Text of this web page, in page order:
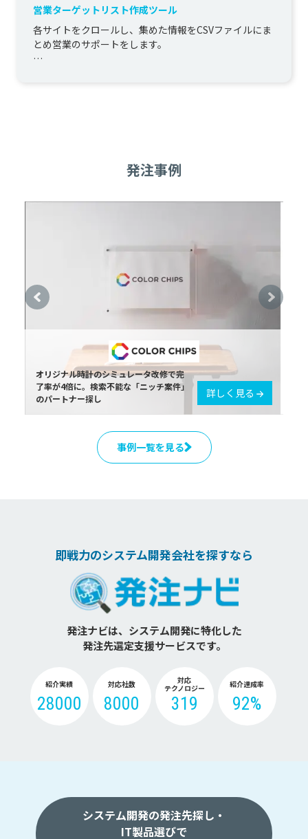
営業ターゲットリスト作成ツール
各サイトをクロールし、集めた情報をCSVファイルにま
とめ営業のサポートをします。
・CSVファイルはDropboxに配置することで取得のため
発注事例
オリジナル時計のシミュレータ改修で完
了率が4倍に。検索不能な「ニッチ案件」
のパートナー探し
詳しく見る
事例一覧を見る
即戦力のシステム開発会社を探すなら
発注ナビは、システム開発に特化した
発注先選定支援サービスです。
紹介実績
28000
対応社数
8000
対応
テクノロジー
319
紹介達成率
92%
システム開発の発注先探し・
IT製品選びで